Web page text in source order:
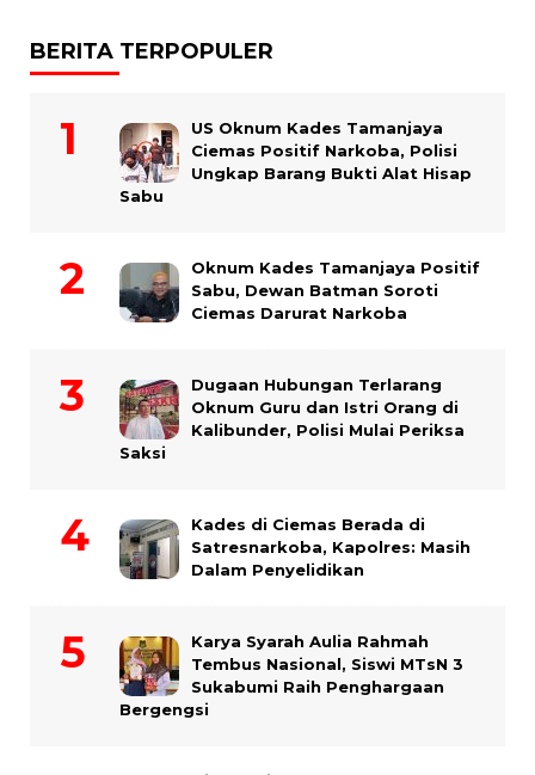
BERITA TERPOPULER
US Oknum Kades Tamanjaya
Ciemas Positif Narkoba, Polisi
Ungkap Barang Bukti Alat Hisap
Sabu
Oknum Kades Tamanjaya Positif
Sabu, Dewan Batman Soroti
Ciemas Darurat Narkoba
Dugaan Hubungan Terlarang
Oknum Guru dan Istri Orang di
Kalibunder, Polisi Mulai Periksa
Saksi
Kades di Ciemas Berada di
Satresnarkoba, Kapolres: Masih
Dalam Penyelidikan
Karya Syarah Aulia Rahmah
Tembus Nasional, Siswi MTsN 3
Sukabumi Raih Penghargaan
Bergengsi